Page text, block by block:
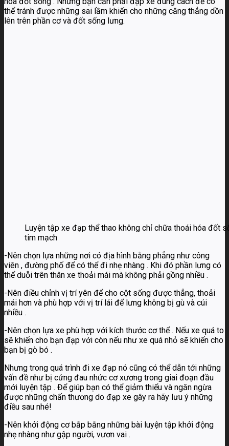
thể tránh được những sai lầm khiến cho những căng thẳng dồn
lên trên phần cơ và đốt sống lưng.
Luyện tập xe đạp thể thao không chỉ chữa thoái hóa đốt
tim mạch
-Nên chọn lựa những nơi có địa hình bằng phẳng như công
viên , đường phố để có thể đi nhẹ nhàng . Khi đó phần lưng có
thể duỗi trên thân xe thoải mái mà không phải gồng nhiều .
-Nên điều chỉnh vị trí yên để cho cột sống được thẳng, thoải
mái hơn và phù hợp với vị trí lái để lưng không bị gù và cúi
nhiều .
-Nên chọn lựa xe phù hợp với kích thước cơ thể . Nếu xe quá to
sẽ khiến cho bạn đạp với còn nếu như xe quá nhỏ sẽ khiến cho
bạn bị gò bó .
Nhưng trong quá trình đi xe đạp nó cũng có thể dẫn tới những
vấn đề như bị cứng đau nhức cơ xương trong giai đoạn đầu
mới luyện tập . Để giúp bạn có thể giảm thiểu và ngăn ngừa
được những chấn thương do đạp xe gây ra hãy lưu ý những
điều sau nhé!
-Nên khởi động cơ bắp bằng những bài luyện tập khởi động
nhẹ nhàng như gập người, vươn vai .